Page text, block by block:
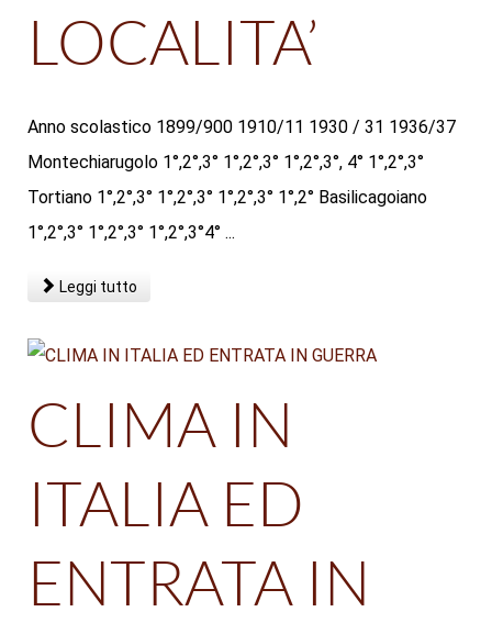
LOCALITA’
Anno scolastico 1899/900 1910/11 1930 / 31 1936/37
Montechiarugolo 1°,2°,3° 1°,2°,3° 1°,2°,3°, 4° 1°,2°,3°
Tortiano 1°,2°,3° 1°,2°,3° 1°,2°,3° 1°,2° Basilicagoiano
1°,2°,3° 1°,2°,3° 1°,2°,3°4° ...
Leggi tutto
CLIMA IN
ITALIA ED
ENTRATA IN